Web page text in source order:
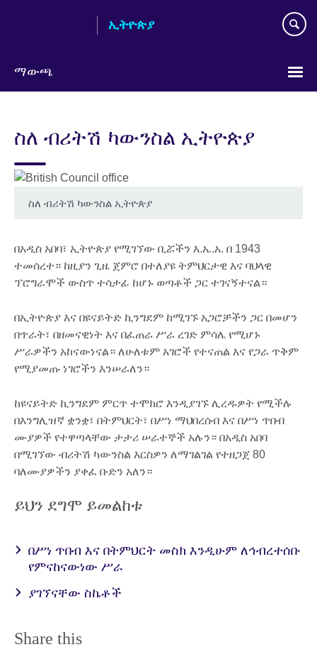
ኢትዮጵያ
ማውጫ
language
ስለ ብሪትሽ ካውንስል ኢትዮጵያ
ስለ ብሪትሽ ካውንስል ኢትዮጵያ
በአዲስ አበባ፣ ኢትዮጵያ የሚገኘው ቢሯችን እ.ኤ.አ. በ 1943
ተመሰረተ። ከዚያን ጊዜ ጀምሮ በተለያዩ ትምህርታዊ እና ባህላዊ
ፕሮግራሞች ውስጥ ተሳታፊ ከሆኑ ወጣቶች ጋር ተገናኝተናል።
በኢትዮጵያ እና በዩናይትድ ኪንግደም ከሚገኙ አጋሮቻችን ጋር በመሆን
በጥራት፣ በዘመናዊነት እና በፈጠራ ሥራ ረገድ ምሳሌ የሚሆኑ
ሥራዎችን አከናውነናል። ለሁለቱም አገሮች የተናጠል እና የጋራ ጥቅም
የሚያመጡ ነገሮችን እንሠራለን።
ከዩናይትድ ኪንግደም ምርጥ ተሞክሮ እንዲያገኙ ሊረዱዎት የሚችሉ
በእንግሊዝኛ ቋንቋ፣ በትምህርት፣ በሥነ ማህበረሰብ እና በሥነ ጥበብ
ሙያዎች የተዋጣላቸው ታታሪ ሠራተኞች አሉን። በአዲስ አበባ
በሚገኘው ብሪትሽ ካውንስል እርስዎን ለማገልገል የተዘጋጀ 80
ባለሙያዎችን ያቀፈ ቡድን አለን።
ይህን ደግሞ ይመልከቱ
በሥነ ጥበብ እና በትምህርት መስክ እንዲሁም ለኅብረተሰቡ
የምናከናውነው ሥራ
ያገኘናቸው ስኬቶች
Share this